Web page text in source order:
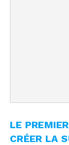
LE
CRÉER LA